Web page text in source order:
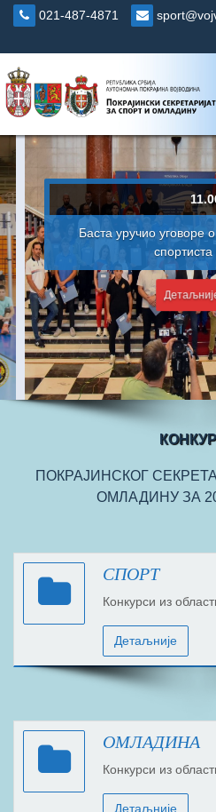
Skip
021-487-4871
Баста уручио уговоре о
спортиста и
Детаљније ...
ПОКРАЈИНСКОГ
ОМЛАДИНУ ЗА
СПОРТ
Конкурси из
Детаљније
ОМЛАДИНА
Конкурси из
Детаљније